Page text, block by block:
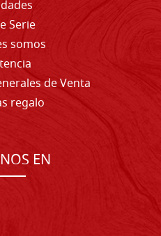
Serie
somos
de Venta
regalo
EN